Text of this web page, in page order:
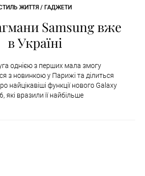
ЖИТТЯ / ГАДЖЕТИ
Samsung вже
в Україні
однією з перших мала змогу
з новинкою у Парижі та ділиться
найцікавіші функції нового Galaxy
які вразили її найбільше